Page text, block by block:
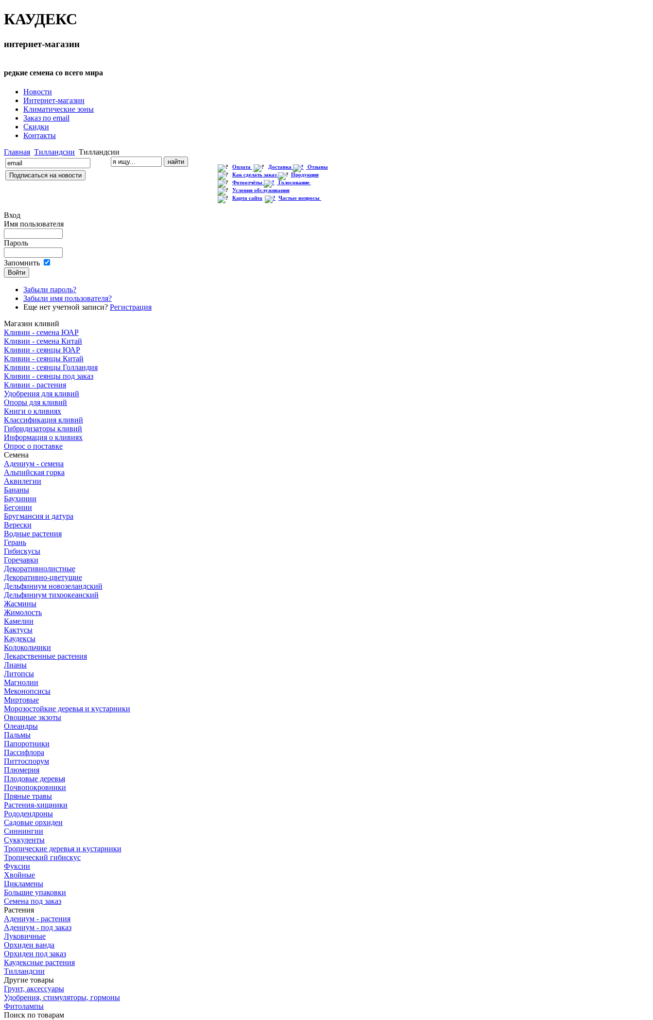
КАУДЕКС
интернет-магазин
редкие семена со всего мира
Новости
Интернет-магазин
Климатические зоны
Заказ по email
Скидки
Контакты
Главная Тилландсии Тилландсии
Оплата Доставка
Отзывы
Как сделать заказ
Продукция
Фотоотчёты
Голосование
Условия обслуживания
Карта сайта
Частые вопросы
Вход
Имя пользователя
Пароль
Запомнить
Забыли пароль?
Забыли имя пользователя?
Еще нет учетной записи? Регистрация
Магазин кливий
Кливии - семена ЮАР
Кливии - семена Китай
Кливии - сеянцы ЮАР
Кливии - сеянцы Китай
Кливии - сеянцы Голландия
Кливии - сеянцы под заказ
Кливии - растения
Удобрения для кливий
Опоры для кливий
Книги о кливиях
Классификация кливий
Гибридизаторы кливий
Информация о кливиях
Опрос о поставке
Семена
Адениум - семена
Альпийская горка
Аквилегии
Бананы
Баухинии
Бегонии
Бругмансия и датура
Верески
Водные растения
Герань
Гибискусы
Горечавки
Декоративнолистные
Декоративно-цветущие
Дельфиниум новозеландский
Дельфиниум тихоокеанский
Жасмины
Жимолость
Камелии
Кактусы
Каудексы
Колокольчики
Лекарственные растения
Лианы
Литопсы
Магнолии
Меконопсисы
Миртовые
Морозостойкие деревья и кустарники
Овощные экзоты
Олеандры
Пальмы
Папоротники
Пассифлора
Питтоспорум
Плюмерия
Плодовые деревья
Почвопокровники
Пряные травы
Растения-хищники
Рододендроны
Садовые орхидеи
Синнингии
Суккуленты
Тропические деревья и кустарники
Тропический гибискус
Фуксии
Хвойные
Цикламены
Большие упаковки
Семена под заказ
Растения
Адениум - растения
Адениум - под заказ
Луковичные
Орхидеи ванда
Орхидеи под заказ
Каудексные растения
Тилландсии
Другие товары
Грунт, аксессуары
Удобрения, стимуляторы, гормоны
Фитолампы
Поиск по товарам